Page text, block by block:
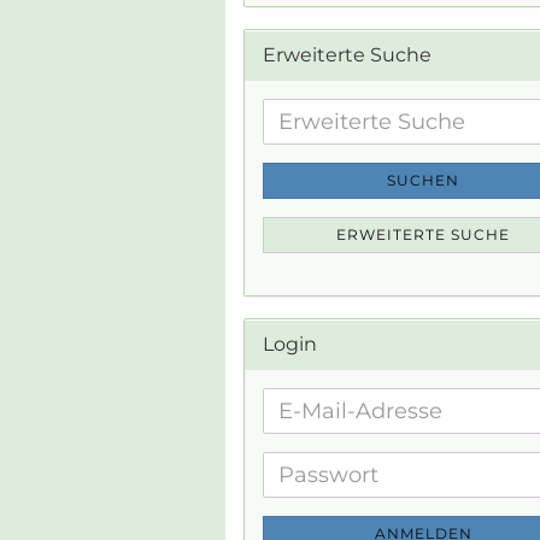
Erweiterte Suche
Erweiterte
Suche
SUCHEN
ERWEITERTE SUCHE
Login
E-
Adresse
Passwort
ANMELDEN